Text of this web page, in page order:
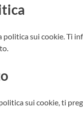
sui cookie. Ti
sui cookie, ti